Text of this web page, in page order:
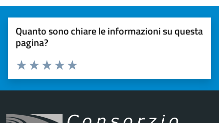
Quanto sono chiare le informazioni su questa
pagina?
Valuta 5 stelle su 5
Valuta 4 stelle su 5
Valuta 3 stelle su 5
Valuta 2 stelle su 5
Valuta 1 stelle su 5